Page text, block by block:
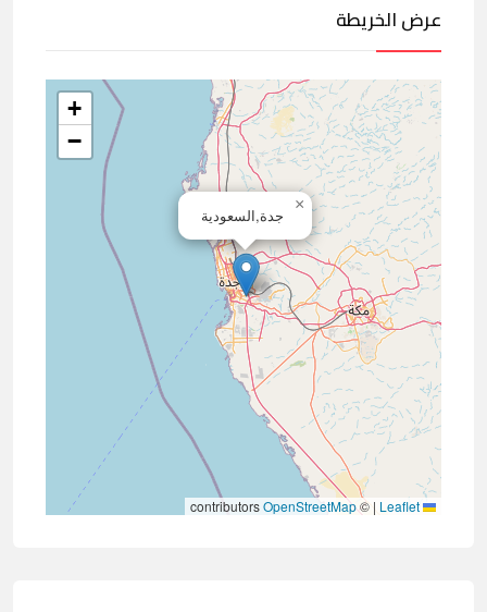
عرض الخريطة
جدة,السعودية
×
+
−
|
©
OpenStreetMap